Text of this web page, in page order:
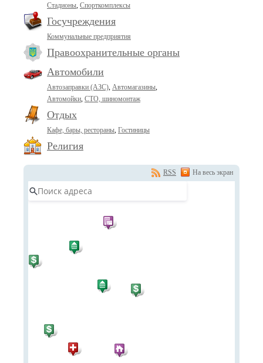
Стадионы, Спорткомплексы
Госучреждения
Коммунальные предприятия
Правоохранительные органы
Автомобили
Автозаправки (АЗС), Автомагазины,
Автомойки, СТО, шиномонтаж
Отдых
Кафе, бары, рестораны, Гостиницы
Религия
На весь экран
RSS